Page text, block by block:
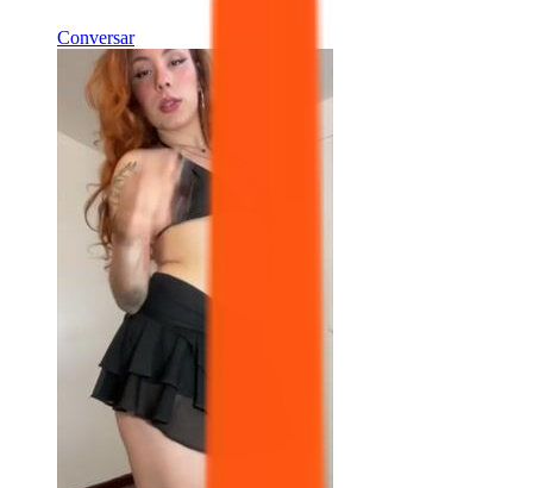
Conversar